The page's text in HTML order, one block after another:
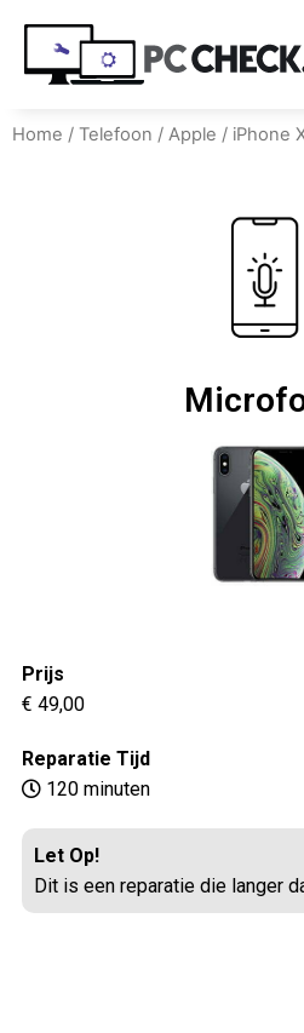
Home / Telefoon / Apple / iPhone
Prijs
€ 49,00
Reparatie Tijd
120 minuten
Let Op!
Dit is een reparatie die langer